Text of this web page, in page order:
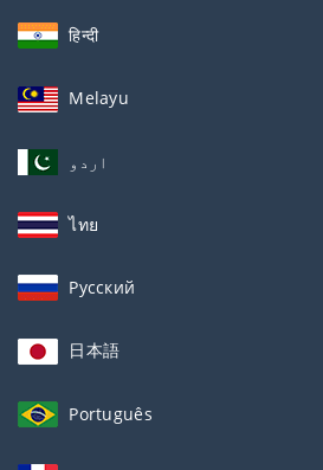
हिन्दी
Melayu
اردو
ไทย
Русский
日本語
Português